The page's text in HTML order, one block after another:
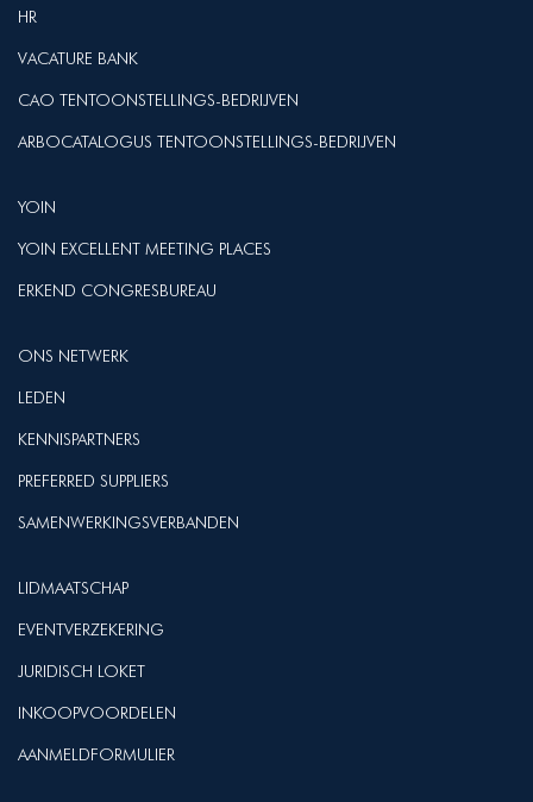
HR
VACATURE BANK
CAO TENTOONSTELLINGS-BEDRIJVEN
ARBOCATALOGUS TENTOONSTELLINGS-BEDRIJVEN
YOIN
YOIN EXCELLENT MEETING PLACES
ERKEND CONGRESBUREAU
ONS NETWERK
LEDEN
KENNISPARTNERS
PREFERRED SUPPLIERS
SAMENWERKINGSVERBANDEN
LIDMAATSCHAP
EVENTVERZEKERING
JURIDISCH LOKET
INKOOPVOORDELEN
AANMELDFORMULIER